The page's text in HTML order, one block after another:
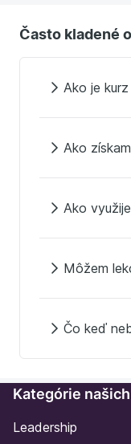
Často kladené
Ako je
Ako
Ako
Môžem
Čo keď
Kategórie
Leadership